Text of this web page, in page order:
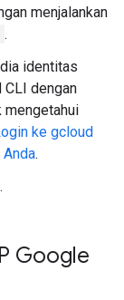
menjalankan
.
identitas
dengan
mengetahui
ke gcloud
.
.
Google